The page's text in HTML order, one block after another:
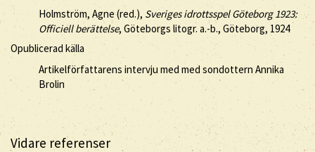
Holmström, Agne (red.), Sveriges idrottsspel Göteborg 1923:
Officiell berättelse, Göteborgs litogr. a.-b., Göteborg, 1924
Opublicerad källa
Artikelförfattarens intervju med med sondottern Annika
Brolin
Vidare referenser